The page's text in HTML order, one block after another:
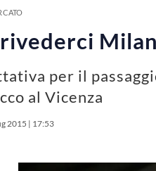
per il
al Vicenza
2015 | 17:53